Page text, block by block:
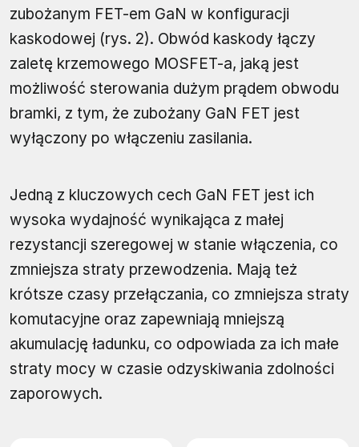
zubożanym FET-em GaN w konfiguracji
kaskodowej (rys. 2). Obwód kaskody łączy
zaletę krzemowego MOSFET-a, jaką jest
możliwość sterowania dużym prądem obwodu
bramki, z tym, że zubożany GaN FET jest
wyłączony po włączeniu zasilania.
Jedną z kluczowych cech GaN FET jest ich
wysoka wydajność wynikająca z małej
rezystancji szeregowej w stanie włączenia, co
zmniejsza straty przewodzenia. Mają też
krótsze czasy przełączania, co zmniejsza straty
komutacyjne oraz zapewniają mniejszą
akumulację ładunku, co odpowiada za ich małe
straty mocy w czasie odzyskiwania zdolności
zaporowych.